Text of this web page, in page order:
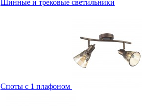
Шинные и трековые светильники
Споты с 1 плафоном